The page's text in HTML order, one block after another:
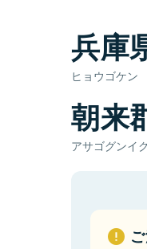
兵庫
ヒョウゴケン
朝来
アサゴグンイ